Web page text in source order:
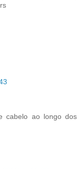
cabelo ao longo dos